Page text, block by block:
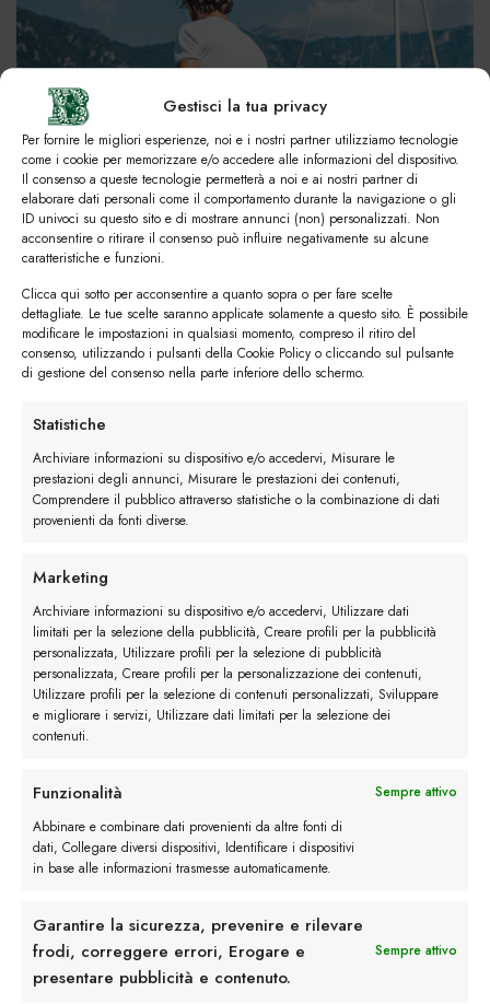
Gestisci la tua privacy
Per fornire le migliori esperienze, noi e i nostri partner utilizziamo tecnologie
come i cookie per memorizzare e/o accedere alle informazioni del dispositivo.
Il consenso a queste tecnologie permetterà a noi e ai nostri partner di
elaborare dati personali come il comportamento durante la navigazione o gli
ID univoci su questo sito e di mostrare annunci (non) personalizzati. Non
acconsentire o ritirare il consenso può influire negativamente su alcune
caratteristiche e funzioni.
Clicca qui sotto per acconsentire a quanto sopra o per fare scelte
dettagliate. Le tue scelte saranno applicate solamente a questo sito. È possibile
modificare le impostazioni in qualsiasi momento, compreso il ritiro del
consenso, utilizzando i pulsanti della Cookie Policy o cliccando sul pulsante
di gestione del consenso nella parte inferiore dello schermo.
Statistiche
Archiviare informazioni su dispositivo e/o accedervi, Misurare le
prestazioni degli annunci, Misurare le prestazioni dei contenuti,
Comprendere il pubblico attraverso statistiche o la combinazione di dati
provenienti da fonti diverse.
Marketing
Archiviare informazioni su dispositivo e/o accedervi, Utilizzare dati
limitati per la selezione della pubblicità, Creare profili per la pubblicità
personalizzata, Utilizzare profili per la selezione di pubblicità
personalizzata, Creare profili per la personalizzazione dei contenuti,
Utilizzare profili per la selezione di contenuti personalizzati, Sviluppare
e migliorare i servizi, Utilizzare dati limitati per la selezione dei
contenuti.
Funzionalità
Sempre attivo
Abbinare e combinare dati provenienti da altre fonti di
dati, Collegare diversi dispositivi, Identificare i dispositivi
in base alle informazioni trasmesse automaticamente.
Garantire la sicurezza, prevenire e rilevare
frodi, correggere errori, Erogare e
presentare pubblicità e contenuto.
Sempre attivo
#image_title
#image_title
I trackback sono chiusi, ma puoilasciare un commento.
←Precedente
Devi essere per inviare un commento.